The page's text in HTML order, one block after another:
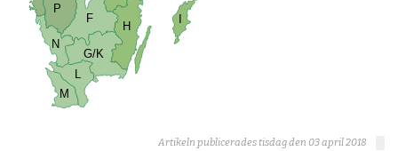
P
F
H
I
G/K
L
M
N
Artikeln publicerades tisdag den 03 april 2018